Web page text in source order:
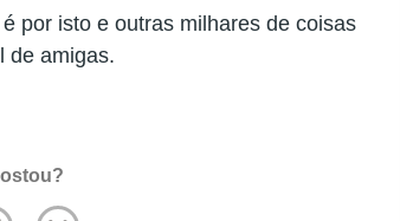
por isto e outras milhares de coisas
de amigas.